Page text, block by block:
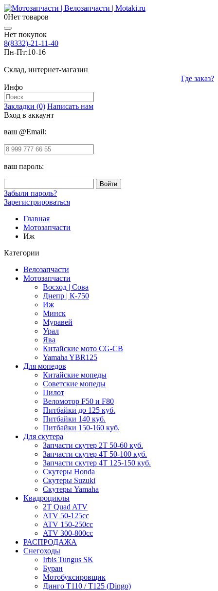
0Нет товаров
Нет покупок
8(8332)-21-11-40
Пн-Пт:10-16
Склад, интернет-магазин
Где заказ?
Инфо
Закладки (0) Написать нам
Вход в аккаунт
ваш @Email:
ваш пароль:
Забыли пароль?
Зарегистрироваться
Главная
Мотозапчасти
Иж
Категории
Велозапчасти
Мотозапчасти
Восход | Сова
Днепр | К-750
Иж
Минск
Муравей
Урал
Ява
Китайские мото CG-CB
Yamaha YBR125
Для мопедов
Китайские мопеды
Советские мопеды
Пилот
Веломотор F50 и F80
Питбайки до 125 куб.
Питбайки 140 куб.
Питбайки 150-160 куб.
Для скутера
Запчасти скутер 2Т 50-60 куб.
Запчасти скутер 4Т 50-100 куб.
Запчасти скутер 4Т 125-150 куб.
Скутеры Honda
Скутеры Suzuki
Скутеры Yamaha
Квадроциклы
2T Quad ATV
ATV 50-125cc
ATV 150-250cc
ATV 300-800cc
РАСПРОДАЖА
Снегоходы
Irbis Tungus SK
Буран
Мотобуксировщик
Динго T110 / T125 (Dingo)